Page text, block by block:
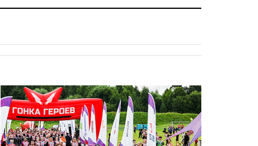
Сеуте набрал миллион
банкротство «Кванта» не
означает прекращения
вчера, 22:35Семь грузовых
вагонов сошли с рельсов в
Оренбургской области
вчера, 22:22 Минфин: в июле